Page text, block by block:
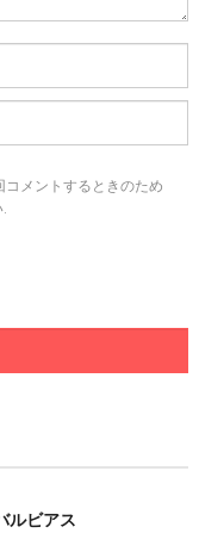
メントするときのため
ルビアス